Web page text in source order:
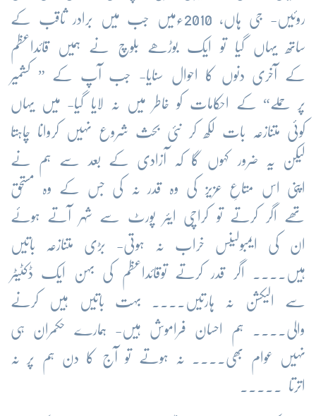
روئیں- جی ہاں، 2010ءمیں جب میں برادر ثاقب کے
ساتھ یہاں گیا تو ایک بوڑھے بلوچ نے ہمیں قائداعظم
کے آخری دنوں کا احوال سنایا- جب آپ کے ” کشمیر
پر حملے“ کے احکامات کو خاطر میں نہ لایا گیا- میں یہاں
کوئی متنازعہ بات لکھ کر نئی بحث شروع نہیں کروانا چاہتا
لیکن یہ ضرور کہوں گا کہ آزادی کے بعد سے ہم نے
اپنی اس متاعِ عزیز کی وہ قدر نہ کی جس کے وہ مستحق
تھے اگر کرتے تو کراچی ایئر پورٹ سے شہر آتے ہوئے
ان کی ایمبولینس خراب نہ ہوتی- بڑی متنازعہ باتیں
ہیں.... اگر قدر کرتے توقائداعظم کی بہن ایک ڈکٹیٹر
سے الیکشن نہ ہارتیں.... بہت باتیں ہیں کرنے
والی.... ہم احسان فراموش ہیں- ہمارے حکمران ہی
نہیں عوام بھی.... نہ ہوتے تو آج کا دن ہم پر نہ
اترتا ....۔